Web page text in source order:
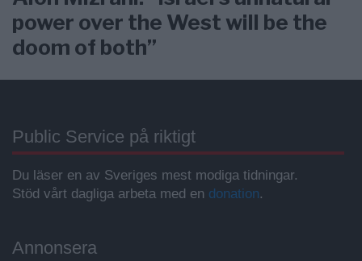
power over the West will be the
doom of both”
Public Service på riktigt
Du läser en av Sveriges mest modiga tidningar.
Stöd vårt dagliga arbeta med en donation.
Annonsera